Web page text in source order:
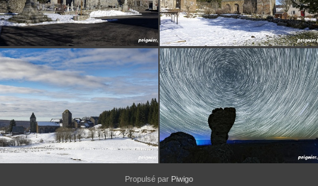
Propulsé par Piwigo